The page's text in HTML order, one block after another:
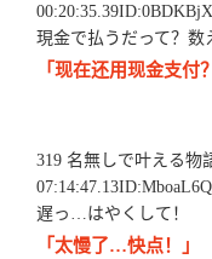
現金で払うだって？数
「现在还用现金支付
319 名無しで叶える物
遅っ…はやくして！
「太慢了…快点！」